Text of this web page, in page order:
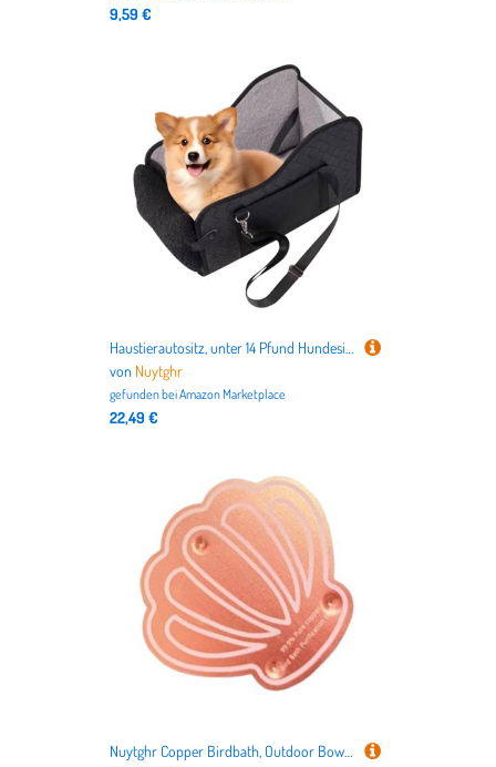
9,59 €
Haustierautositz, unter 14 Pfund Hundesitz für das Reisen, Faltbare Kissenbettträger mit tragbarem Design, für den Halbkinderwagen im Freien im, 16,54 x 9,84 x 9,06 Zoll
von Nuytghr
gefunden beiAmazon Marketplace
22,49 €
Nuytghr Copper Birdbath, Outdoor Bowl, 3.94x3.94x0.08 inches, Garden Tray, Weather Resistant Dish, Triple Point Support, Balcony Decor, Porch Stand, for Backyard Accent, Lawn Feature, Deck Ornament